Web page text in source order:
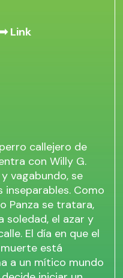
Link
callejero de
con Willy G.
vagabundo, se
Como
Panza se tratara,
soledad, el azar y
El día en que el
está
a un mítico mundo